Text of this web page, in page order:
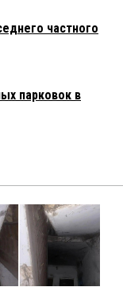
частного
парковок в